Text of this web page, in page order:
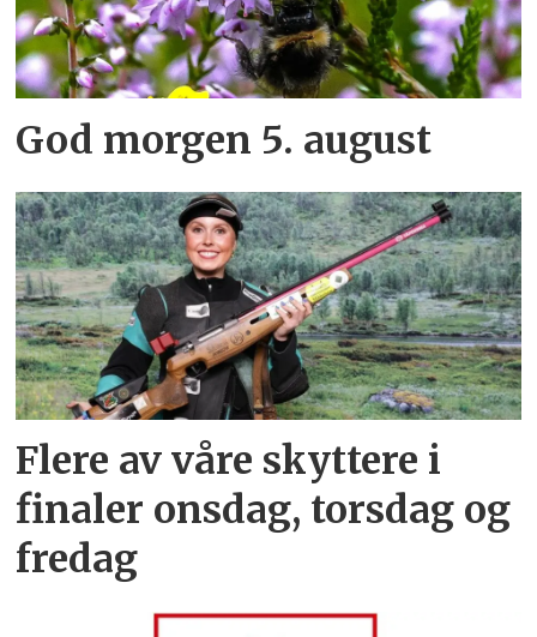
God morgen 5. august
Flere av våre skyttere i
finaler onsdag, torsdag og
fredag